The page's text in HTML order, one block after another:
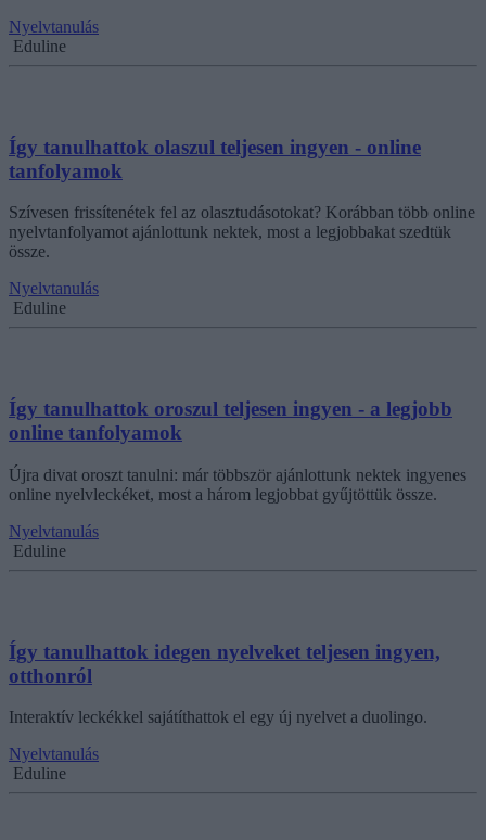
Nyelvtanulás
Eduline
Így tanulhattok olaszul teljesen ingyen - online
tanfolyamok
Szívesen frissítenétek fel az olasztudásotokat? Korábban több online
nyelvtanfolyamot ajánlottunk nektek, most a legjobbakat szedtük
össze.
Nyelvtanulás
Eduline
Így tanulhattok oroszul teljesen ingyen - a legjobb
online tanfolyamok
Újra divat oroszt tanulni: már többször ajánlottunk nektek ingyenes
online nyelvleckéket, most a három legjobbat gyűjtöttük össze.
Nyelvtanulás
Eduline
Így tanulhattok idegen nyelveket teljesen ingyen,
otthonról
Interaktív leckékkel sajátíthattok el egy új nyelvet a duolingo.
Nyelvtanulás
Eduline